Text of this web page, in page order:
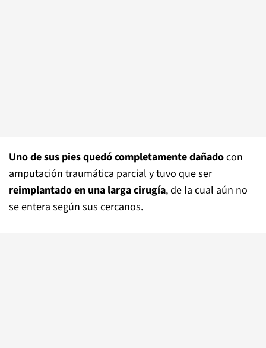
Uno de sus pies quedó completamente dañadocon
amputación traumática parcial y tuvo que ser
reimplantado en una larga cirugía, de la cual aún no
se entera según sus cercanos.